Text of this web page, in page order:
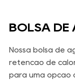
BOLSA DE
Nossa bolsa de
retenção de
para uma opção